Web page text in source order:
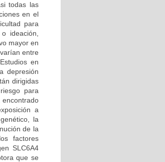
todas las
en el
para
ideación,
mayor en
entre
en
depresión
dirigidas
para
a
la
de la
factores
SLC6A4
que se